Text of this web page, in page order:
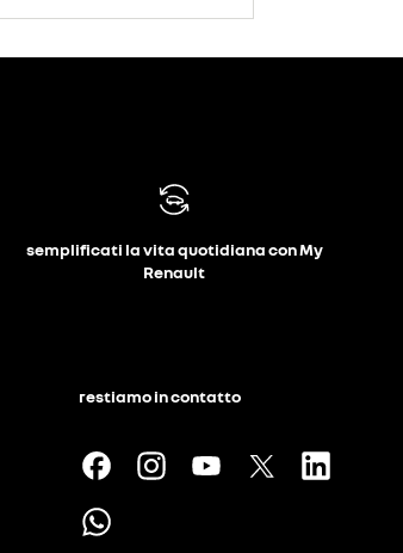
semplificati la vita quotidiana con My
Renault
restiamo in contatto